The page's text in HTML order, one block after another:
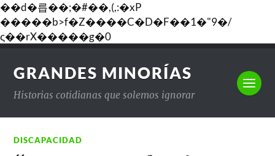
��d�릅��;�#��,(,:�xP
�����b>f�Z����C�D�F��1�"9�/
ς��rX�����g�0
GRANDES MINORÍAS
Historias cotidianas que solemos ignorar
DISCAPACIDAD